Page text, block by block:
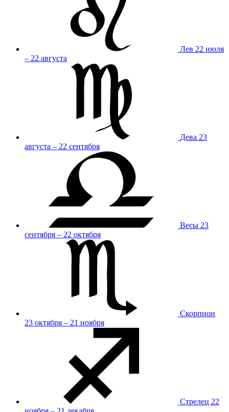
Лев 22 июля
– 22 августа
Дева 23
августа – 22 сентября
Весы 23
сентября – 22 октября
Скорпион
23 октября – 21 ноября
Стрелец 22